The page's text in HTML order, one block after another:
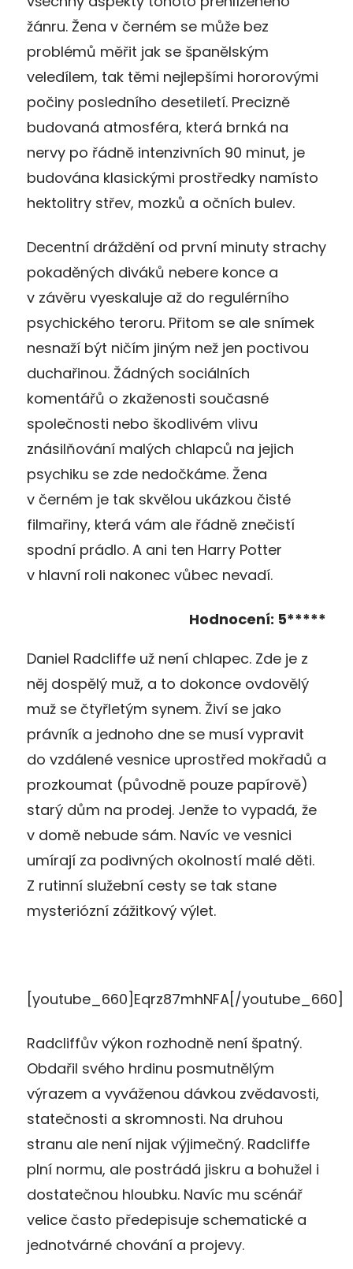
žánru. Žena v černém se může bez
problémů měřit jak se španělským
veledílem, tak těmi nejlepšími hororovými
počiny posledního desetiletí. Precizně
budovaná atmosféra, která brnká na
nervy po řádně intenzivních 90 minut, je
budována klasickými prostředky namísto
hektolitry střev, mozků a očních bulev.
Decentní dráždění od první minuty strachy
pokaděných diváků nebere konce a
v závěru vyeskaluje až do regulérního
psychického teroru. Přitom se ale snímek
nesnaží být ničím jiným než jen poctivou
duchařinou. Žádných sociálních
komentářů o zkaženosti současné
společnosti nebo škodlivém vlivu
znásilňování malých chlapců na jejich
psychiku se zde nedočkáme. Žena
v černém je tak skvělou ukázkou čisté
filmařiny, která vám ale řádně znečistí
spodní prádlo. A ani ten Harry Potter
v hlavní roli nakonec vůbec nevadí.
Hodnocení: 5*****
Daniel Radcliffe už není chlapec. Zde je z
něj dospělý muž, a to dokonce ovdovělý
muž se čtyřletým synem. Živí se jako
právník a jednoho dne se musí vypravit
do vzdálené vesnice uprostřed mokřadů a
prozkoumat (původně pouze papírově)
starý dům na prodej. Jenže to vypadá, že
v domě nebude sám. Navíc ve vesnici
umírají za podivných okolností malé děti.
Z rutinní služební cesty se tak stane
mysteriózní zážitkový výlet.
[youtube_660]Eqrz87mhNFA[/youtube_660]
Radcliffův výkon rozhodně není špatný.
Obdařil svého hrdinu posmutnělým
výrazem a vyváženou dávkou zvědavosti,
statečnosti a skromnosti. Na druhou
stranu ale není nijak výjimečný. Radcliffe
plní normu, ale postrádá jiskru a bohužel i
dostatečnou hloubku. Navíc mu scénář
velice často předepisuje schematické a
jednotvárné chování a projevy.